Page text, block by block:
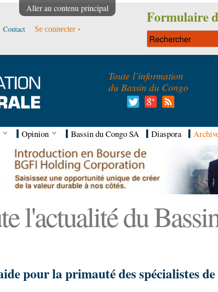
Aller au contenu principal
Contact Se connecter
Formulaire
Toute l’information
du Bassin du Congo
Opinion Bassin du Congo SA Diaspora
l'actualité du
pour la primauté des spécialistes